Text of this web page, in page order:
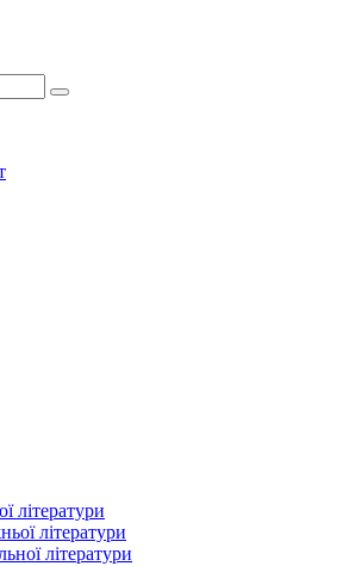
літератури
літератури
літератури